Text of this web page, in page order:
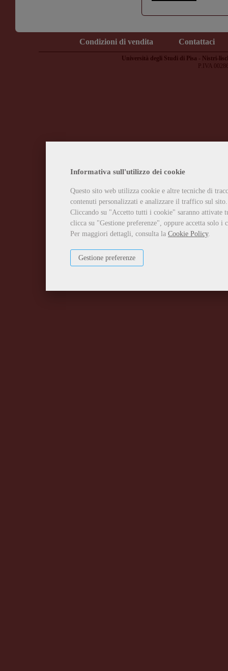
Informativa sull'utilizzo dei cookie
Questo sito web utilizza cookie e altre tecniche di
contenuti personalizzati e analizzare il traffico sul sito.
Cliccando su "Accetto tutti i cookie" saranno attivate
clicca su "Gestione preferenze", oppure accetta solo
Per maggiori dettagli, consulta la Cookie Policy.
Gestione preferenze
Condizioni di vendita Contattaci
Università degli Studi di Pisa - Nistri-
P.IVA